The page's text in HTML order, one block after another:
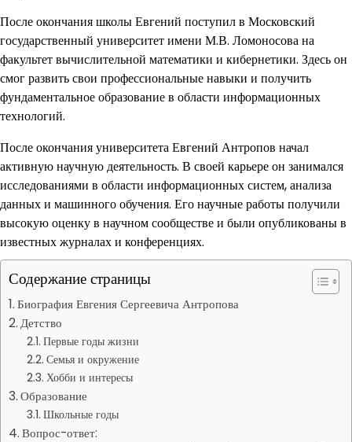
После окончания школы Евгений поступил в Московский
государственный университет имени М.В. Ломоносова на
факультет вычислительной математики и кибернетики. Здесь он
смог развить свои профессиональные навыки и получить
фундаментальное образование в области информационных
технологий.
После окончания университета Евгений Антропов начал
активную научную деятельность. В своей карьере он занимался
исследованиями в области информационных систем, анализа
данных и машинного обучения. Его научные работы получили
высокую оценку в научном сообществе и были опубликованы в
известных журналах и конференциях.
Содержание страницы
Биография Евгения Сергеевича Антропова
Детство
Первые годы жизни
Семья и окружение
Хобби и интересы
Образование
Школьные годы
Вопрос-ответ: